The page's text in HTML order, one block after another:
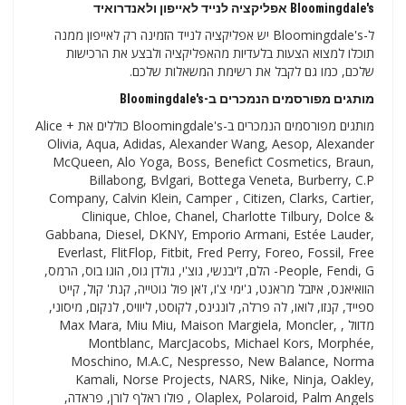
Bloomingdale's אפליקציה לנייד לאייפון ולאנדרואיד
ל-Bloomingdale's יש אפליקציה לנייד הזמינה רק לאייפון ממנה
תוכלו למצוא הצעות בלעדיות מהאפליקציה ולבצע את הרכישות
שלכם, כמו גם לקבל את רשימת המשאלות שלכם.
מותגים מפורסמים הנמכרים ב-Bloomingdale's
מותגים מפורסמים הנמכרים ב-Bloomingdale's כוללים את Alice +
Olivia, Aqua, Adidas, Alexander Wang, Aesop, Alexander
McQueen, Alo Yoga, Boss, Benefict Cosmetics, Braun,
Billabong, Bvlgari, Bottega Veneta, Burberry, C.P
Company, Calvin Klein, Camper , Citizen, Clarks, Cartier,
Clinique, Chloe, Chanel, Charlotte Tilbury, Dolce &
Gabbana, Diesel, DKNY, Emporio Armani, Estée Lauder,
Everlast, FlitFlop, Fitbit, Fred Perry, Foreo, Fossil, Free
People, Fendi, G- הלם, ז'יבנשי, גוצ'י, גולדן גוס, הוגו בוס, הרמס,
הוואיאנס, איזבל מראנט, ג'ימי צ'ו, ז'אן פול גוטייה, קנת' קול, קייט
ספייד, קנזו, לואו, לה פרלה, לונגינס, לקוסט, ליוויס, לנקום, מיסוני,
מדוול , Max Mara, Miu Miu, Maison Margiela, Moncler,
Montblanc, MarcJacobs, Michael Kors, Morphée,
Moschino, M.A.C, Nespresso, New Balance, Norma
Kamali, Norse Projects, NARS, Nike, Ninja, Oakley,
Olaplex, Polaroid, Palm Angels , פולו ראלף לורן, פראדה,